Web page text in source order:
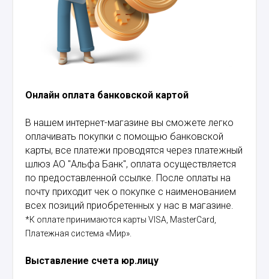
Онлайн оплата банковской картой
В нашем интернет-магазине вы сможете легко
оплачивать покупки с помощью банковской
карты, все платежи проводятся через платежный
шлюз АО "Альфа Банк", оплата осуществляется
по предоставленной ссылке. После оплаты на
почту приходит чек о покупке с наименованием
всех позиций приобретенных у нас в магазине.
*К оплате принимаются карты VISA, MasterCard,
Платежная система «Мир».
Выставление счета юр.лицу